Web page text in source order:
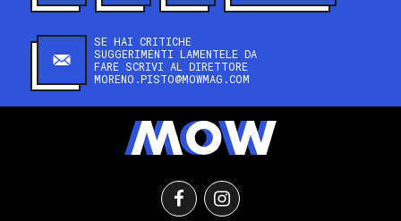
SE HAI CRITICHE
SUGGERIMENTI LAMENTELE DA
FARE SCRIVI AL DIRETTORE
MORENO.PISTO@MOWMAG.COM